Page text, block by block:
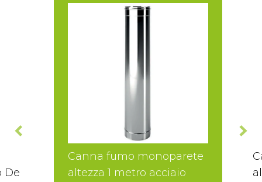
De
Canna fumo monoparete
altezza 1 metro acciaio